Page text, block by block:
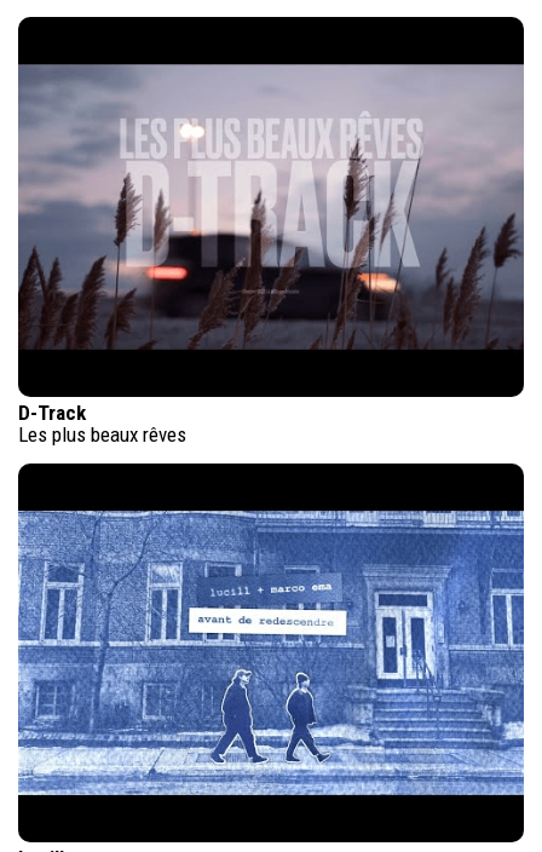
D-Track
Les plus beaux rêves